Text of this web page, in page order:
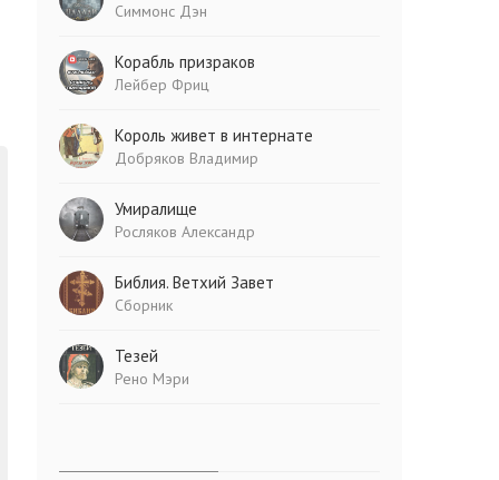
Симмонс Дэн
Корабль призраков
Лейбер Фриц
Король живет в интернате
Добряков Владимир
Умиралище
Росляков Александр
Библия. Ветхий Завет
Сборник
Тезей
Рено Мэри